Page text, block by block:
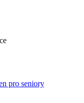
pro seniory